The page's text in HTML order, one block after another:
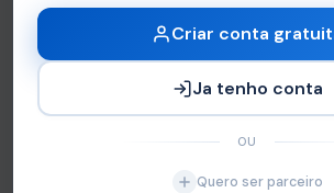
Consulta
Please select date!
Criar conta
Ja tenho conta
OU
Quero ser parceiro